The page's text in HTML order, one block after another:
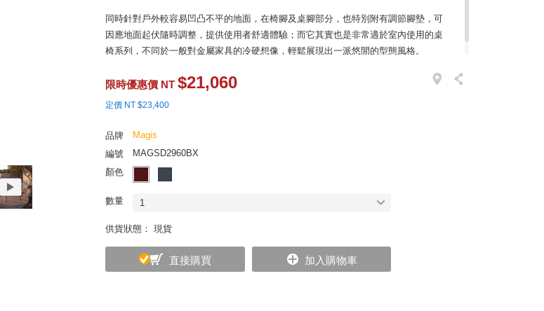
同時針對戶外較容易凹凸不平的地面，在椅腳及桌腳部分，也特別附有調節腳墊，可
因應地面起伏隨時調整，提供使用者舒適體驗；而它其實也是非常適於室內使用的桌
椅系列，不同於一般對金屬家具的冷硬想像，輕鬆展現出一派悠閒的型態風格。
限時優惠價 NT $21,060
定價 NT $23,400
品牌
Magis
編號
MAGSD2960BX
顏色
數量 1
供貨狀態： 現貨
直接購買 加入購物車